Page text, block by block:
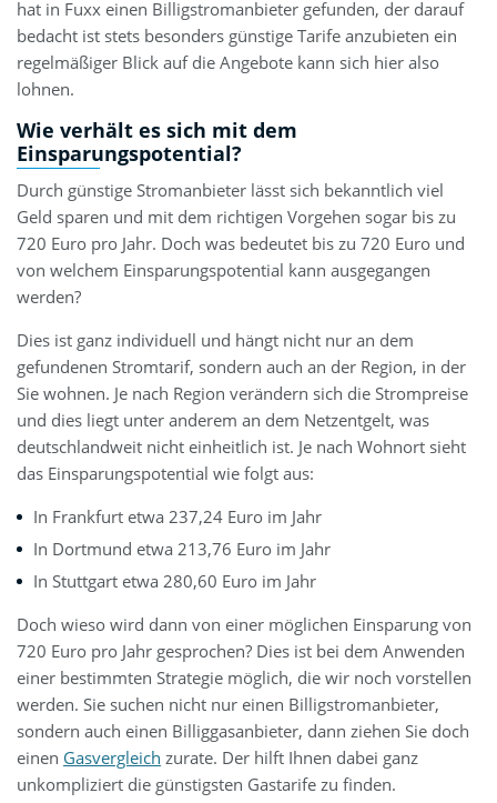
hat in Fuxx einen Billigstromanbieter gefunden, der darauf
bedacht ist stets besonders günstige Tarife anzubieten ein
regelmäßiger Blick auf die Angebote kann sich hier also
lohnen.
Wie verhält es sich mit dem
Einsparungspotential?
Durch günstige Stromanbieter lässt sich bekanntlich viel
Geld sparen und mit dem richtigen Vorgehen sogar bis zu
720 Euro pro Jahr. Doch was bedeutet bis zu 720 Euro und
von welchem Einsparungspotential kann ausgegangen
werden?
Dies ist ganz individuell und hängt nicht nur an dem
gefundenen Stromtarif, sondern auch an der Region, in der
Sie wohnen. Je nach Region verändern sich die Strompreise
und dies liegt unter anderem an dem Netzentgelt, was
deutschlandweit nicht einheitlich ist. Je nach Wohnort sieht
das Einsparungspotential wie folgt aus:
In Frankfurt etwa 237,24 Euro im Jahr
In Dortmund etwa 213,76 Euro im Jahr
In Stuttgart etwa 280,60 Euro im Jahr
Doch wieso wird dann von einer möglichen Einsparung von
720 Euro pro Jahr gesprochen? Dies ist bei dem Anwenden
einer bestimmten Strategie möglich, die wir noch vorstellen
werden. Sie suchen nicht nur einen Billigstromanbieter,
sondern auch einen Billiggasanbieter, dann ziehen Sie doch
einen Gasvergleich zurate. Der hilft Ihnen dabei ganz
unkompliziert die günstigsten Gastarife zu finden.